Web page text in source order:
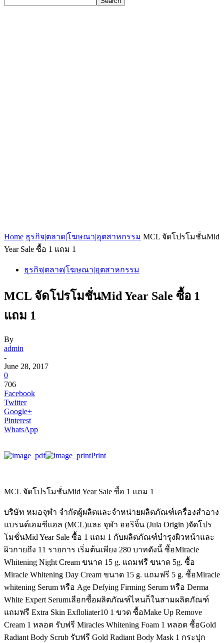
Home ธุรกิจ|ตลาด|โฆษณา|อุตสาหกรรม MCL จัดโปรโมชั่นMid
Year Sale ซื้อ 1 แถม 1
ธุรกิจ|ตลาด|โฆษณา|อุตสาหกรรม
MCL จัดโปรโมชั่นMid Year Sale ซื้อ 1
แถม 1
By
admin
-
June 28, 2017
0
706
Facebook
Twitter
Google+
Pinterest
WhatsApp
Print
MCL จัดโปรโมชั่นMid Year Sale ซื้อ 1 แถม 1
บริษัท หมอจุฬา จำกัดผู้ผลิตและจำหน่ายผลิตภัณฑ์เครื่องสำอาง
แบรนด์เอมซีแอล (MCL)และ จุฬา ออริจิ้น (Jula Origin )จัดโปร
โมชั่นMid Year Sale ซื้อ 1 แถม 1 กับผลิตภัณฑ์บำรุงผิวหน้าและ
ผิวกายถึง 11 รายการ เริ่มต้นเพียง 280 บาทดังนี้ ซื้อMiracle
Whitening Night Cream ขนาด 15 g. แถมฟรี ขนาด 5g. ซื้อ
Miracle Whitening Day Cream ขนาด 15 g. แถมฟรี 5 g. ซื้อMiracle
whitening Serum หรือ Age Defying Firming Serum หรือ Derma
White Expert Serumเลือกซื้อผลิตภัณฑ์ไหนก็ในสามผลิตภัณฑ์
แถมฟรี Extra Skin Exfloliater10 1 ขวด ซื้อMake Up Remove
Cream 1 หลอด รับฟรี Miracles Whitening Foam 1 หลอด ซื้อGold
Radiant Body Scrub รับฟรี Gold Radiant Body Mask 1 กระปุก